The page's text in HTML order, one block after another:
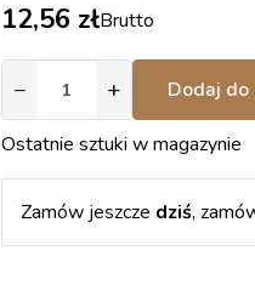
12,56 złBrutto
− + Dodaj do
Ostatnie sztuki w magazynie
Zamów jeszcze dziś,